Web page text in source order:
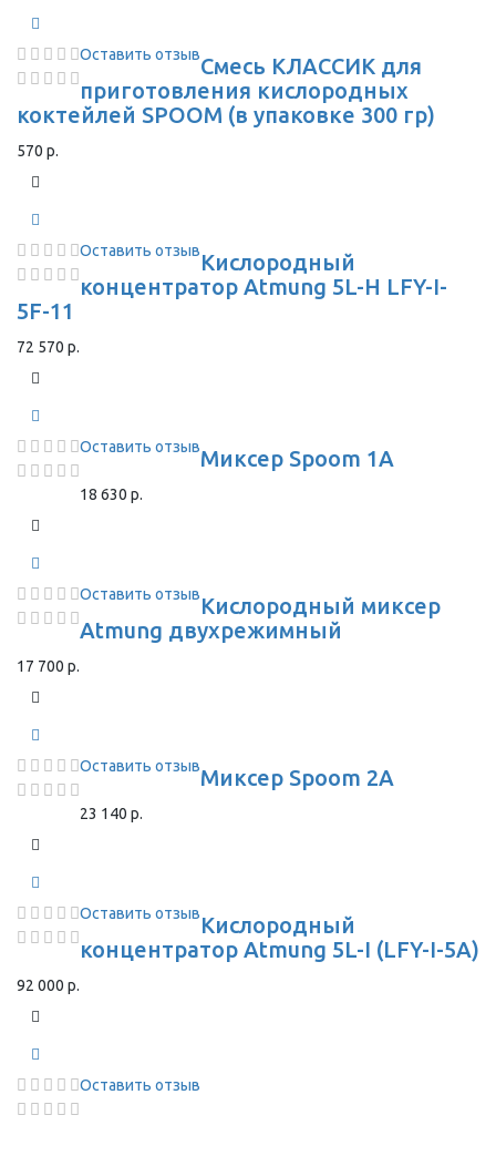
Оставить отзывСмесь КЛАССИК для
приготовления кислородных
коктейлей SPOOM (в упаковке 300 гр)
570 р.
Оставить отзывКислородный
концентратор Atmung 5L-H LFY-I-
5F-11
72 570 р.
Оставить отзывМиксер Spoom 1A
18 630 р.
Оставить отзывКислородный миксер
Atmung двухрежимный
17 700 р.
Оставить отзывМиксер Spoom 2A
23 140 р.
Оставить отзывКислородный
концентратор Atmung 5L-I (LFY-I-5A)
92 000 р.
Оставить отзыв